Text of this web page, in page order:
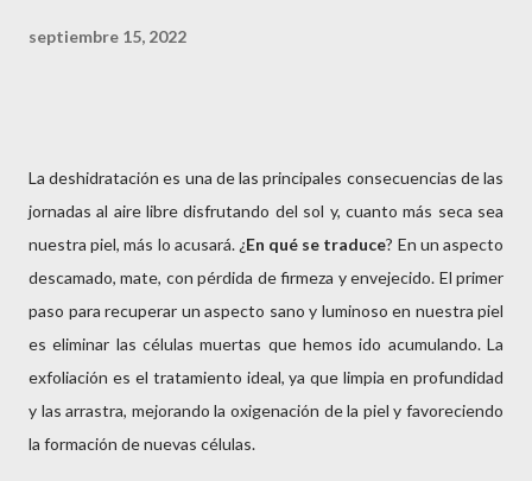
septiembre 15, 2022
La deshidratación es una de las principales consecuencias de las
jornadas al aire libre disfrutando del sol y, cuanto más seca sea
nuestra piel, más lo acusará. ¿En qué se traduce? En un aspecto
descamado, mate, con pérdida de firmeza y envejecido. El primer
paso para recuperar un aspecto sano y luminoso en nuestra piel
es eliminar las células muertas que hemos ido acumulando. La
exfoliación es el tratamiento ideal, ya que limpia en profundidad
y las arrastra, mejorando la oxigenación de la piel y favoreciendo
la formación de nuevas células.